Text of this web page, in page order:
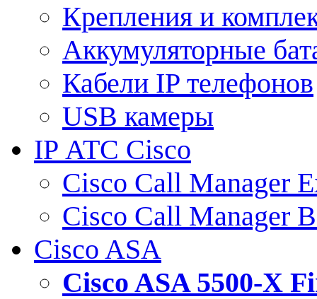
Крепления и
Аккумуляторные
Кабели IP телефонов
USB камеры
IP АТС Cisco
Cisco Call Manager
Cisco Call Manager
Cisco ASA
Cisco ASA 5500-X